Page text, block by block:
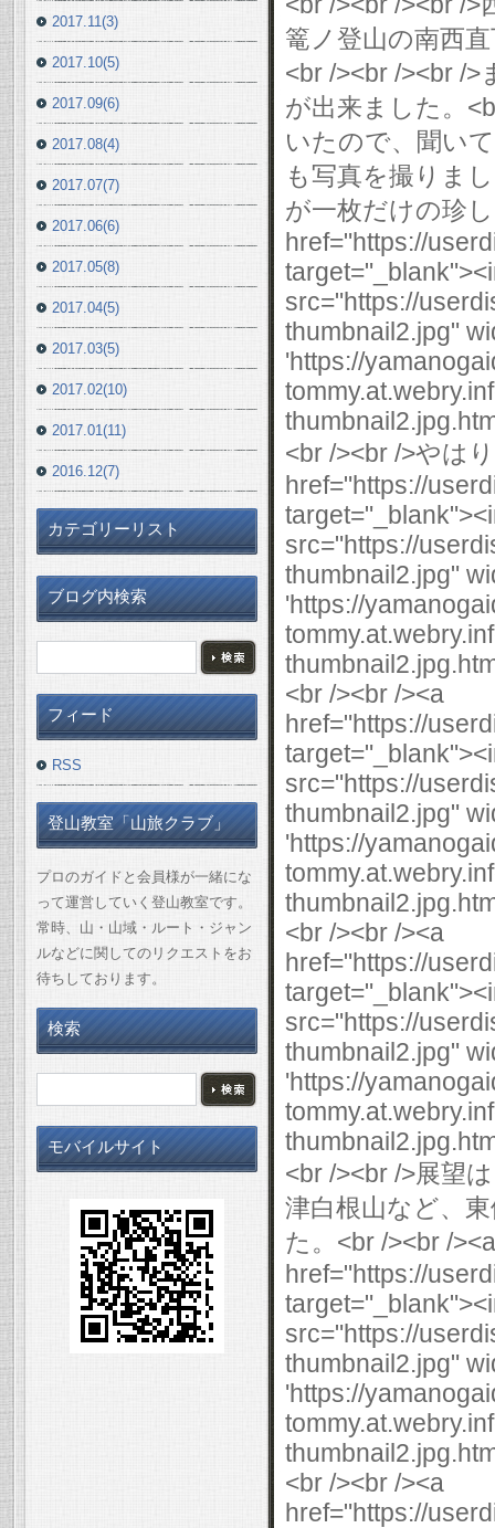
2017.11(3)
2017.10(5)
2017.09(6)
2017.08(4)
2017.07(7)
2017.06(6)
2017.05(8)
2017.04(5)
2017.03(5)
2017.02(10)
2017.01(11)
2016.12(7)
カテゴリーリスト
ブログ内検索
フィード
RSS
登山教室「山旅クラブ」
プロのガイドと会員様が一緒にな
って運営していく登山教室です。
常時、山・山域・ルート・ジャン
ルなどに関してのリクエストをお
待ちしております。
検索
モバイルサイト